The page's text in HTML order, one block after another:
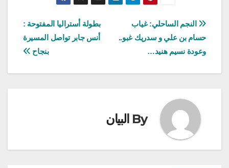
تصفّح
المقالات
بطولة أستراليا المفتوحة :
أنس جابر تواصل المسيرة
بنجاح
النجم الساحلي: غياب
حسام بن علي و سدريك غبو..
وعودة نسيم هنيد…
By البيان